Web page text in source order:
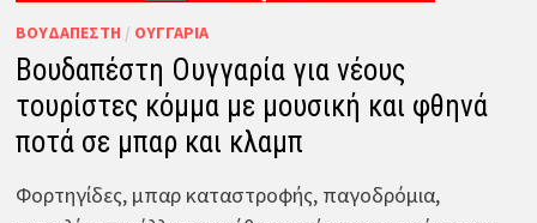
ΒΟΥΔΑΠΈΣΤΗ / ΟΥΓΓΑΡΊΑ
Βουδαπέστη Ουγγαρία για νέους
τουρίστες κόμμα με μουσική και φθηνά
ποτά σε μπαρ και κλαμπ
Φορτηγίδες, μπαρ καταστροφής, παγοδρόμια,